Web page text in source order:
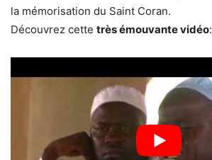
la mémorisation du Saint Coran.
Découvrez cette très émouvante vidéo: